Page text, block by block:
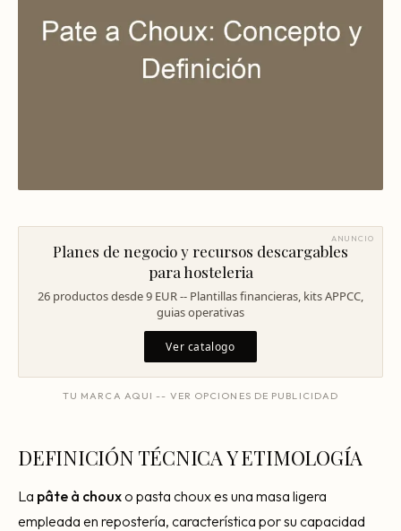
Arquitectura Gastronómica
Escandallos de restaurante
Ingeniería de menú
Rotación de personal
Cuánto cuesta abrir
Plan de negocio
Permisos en Madrid
Licencias Barcelona
Por qué fracasan
Mi restaurante va a cerrar
Glosario
ANUNCIO
Planes de negocio y recursos descargables
para hosteleria
26 productos desde 9 EUR -- Plantillas financieras, kits APPCC,
guias operativas
Ver catalogo
TU MARCA AQUI -- VER OPCIONES DE PUBLICIDAD
DEFINICIÓN TÉCNICA Y ETIMOLOGÍA
La pâte à chouxo pasta choux es una masa ligera
empleada en repostería, característica por su capacidad